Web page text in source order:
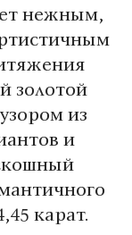
нежным,
золотой
из
и
карат.